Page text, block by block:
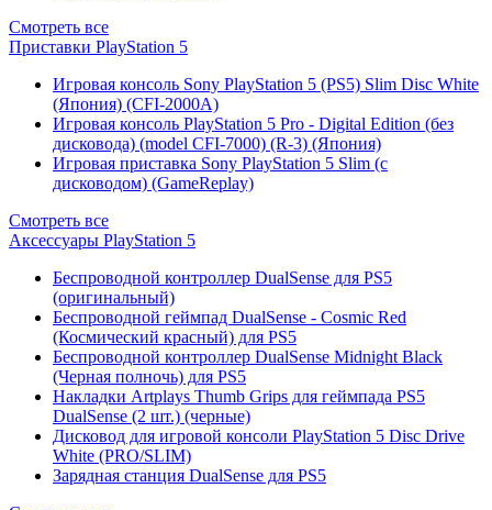
Смотреть все
Приставки PlayStation 5
Игровая консоль Sony PlayStation 5 (PS5) Slim Disc White
(Япония) (CFI-2000A)
Игровая консоль PlayStation 5 Pro - Digital Edition (без
дисковода) (model CFI-7000) (R-3) (Япония)
Игровая приставка Sony PlayStation 5 Slim (с
дисководом) (GameReplay)
Смотреть все
Аксессуары PlayStation 5
Беспроводной контроллер DualSense для PS5
(оригинальный)
Беспроводной геймпад DualSense - Cosmic Red
(Космический красный) для PS5
Беспроводной контроллер DualSense Midnight Black
(Черная полночь) для PS5
Накладки Artplays Thumb Grips для геймпада PS5
DualSense (2 шт.) (черные)
Дисковод для игровой консоли PlayStation 5 Disc Drive
White (PRO/SLIM)
Зарядная станция DualSense для PS5